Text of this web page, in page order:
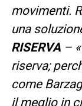
movimenti.
una
RISERVA –
riserva;
come
il meglio in